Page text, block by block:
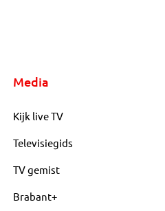
Media
Kijk live TV
Televisiegids
TV gemist
Brabant+